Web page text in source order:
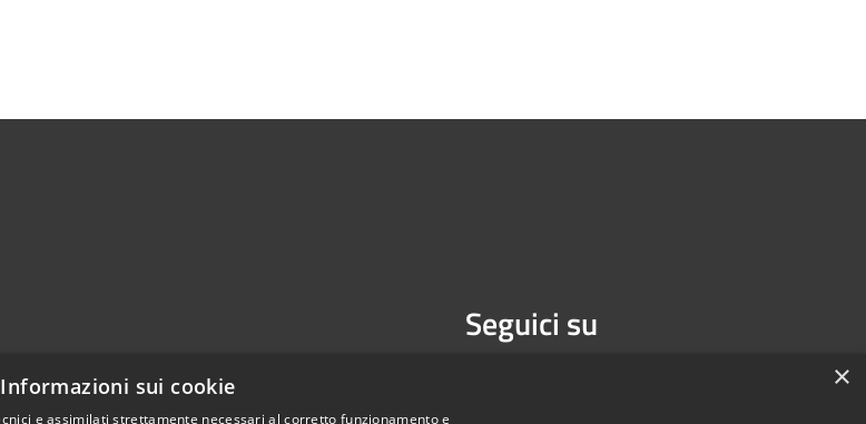
Seguici su
×
Informazioni sui cookie
e assimilati strettamente necessari al corretto funzionamento e